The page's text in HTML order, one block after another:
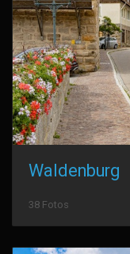
Waldenburg
38 Fotos